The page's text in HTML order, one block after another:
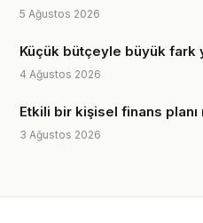
5 Ağustos 2026
Küçük bütçeyle büyük
4 Ağustos 2026
Etkili bir kişisel finans planı
3 Ağustos 2026